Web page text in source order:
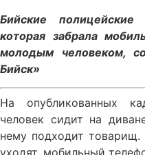
Бийские полицейские
которая забрала
молодым человеком,
Бийск»
На опубликованных
человек сидит на
нему подходит
уходят, мобильный